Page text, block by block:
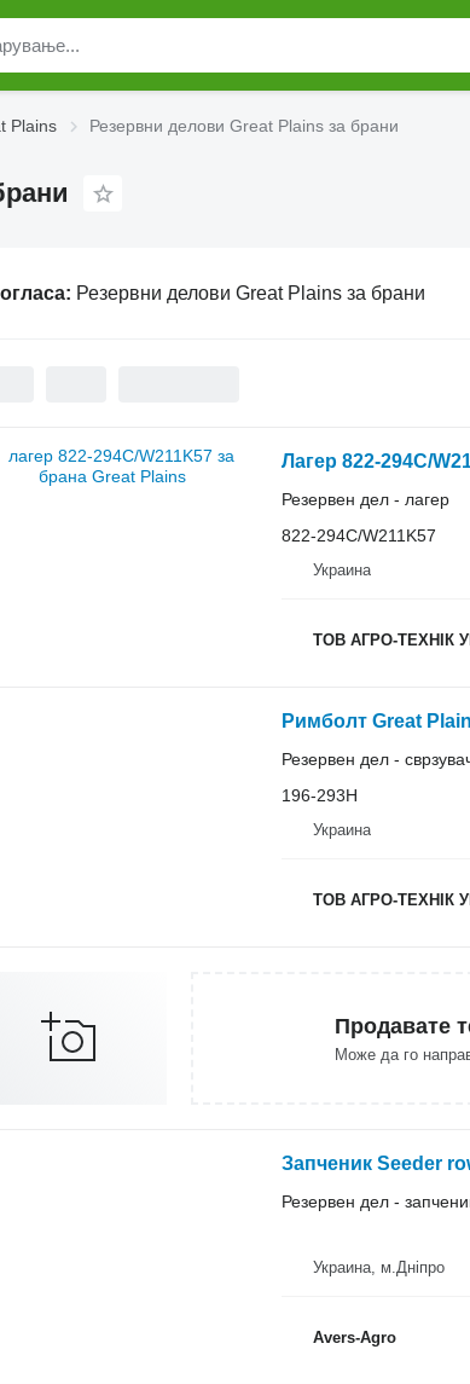
Plains Резервни делови Great Plains за брани
Резервни делови Great Plains за брани
Лагер 822-294C/
Резервен дел - лагер
822-294C/W211K57
Украина
ТОВ АГРО-ТЕХНІК
Римболт Great
Резервен дел -
196-293H
Украина
ТОВ АГРО-ТЕХНІК
Продавате
Може да го
Запченик Seeder
Резервен дел -
Украина, м.Дніпро
Avers-Agro